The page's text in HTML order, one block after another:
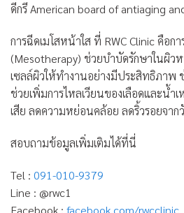
ดีกรี American board of antiaging
การฉีดเมโสหน้าใส ที่ RWC Clinic คือกา
(Mesotherapy) ช่วยบำบัดรักษาในผิว
เซลล์ผิวให้ทำงานอย่างมีประสิทธิภาพ
ช่วยเพิ่มการไหลเวียนของเลือดและน้ำ
เสีย ลดความหย่อนคล้อย ลดริ้วรอยจา
สอบถามข้อมูลเพิ่มเติมได้ที่นี่
Tel : 091-010-9379
Line : @rwc1
Facebook : facebook.com/rwcclinic